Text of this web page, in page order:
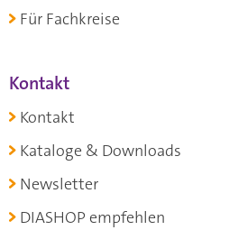
Für Fachkreise
Kontakt
Kontakt
Kataloge & Downloads
Newsletter
DIASHOP empfehlen